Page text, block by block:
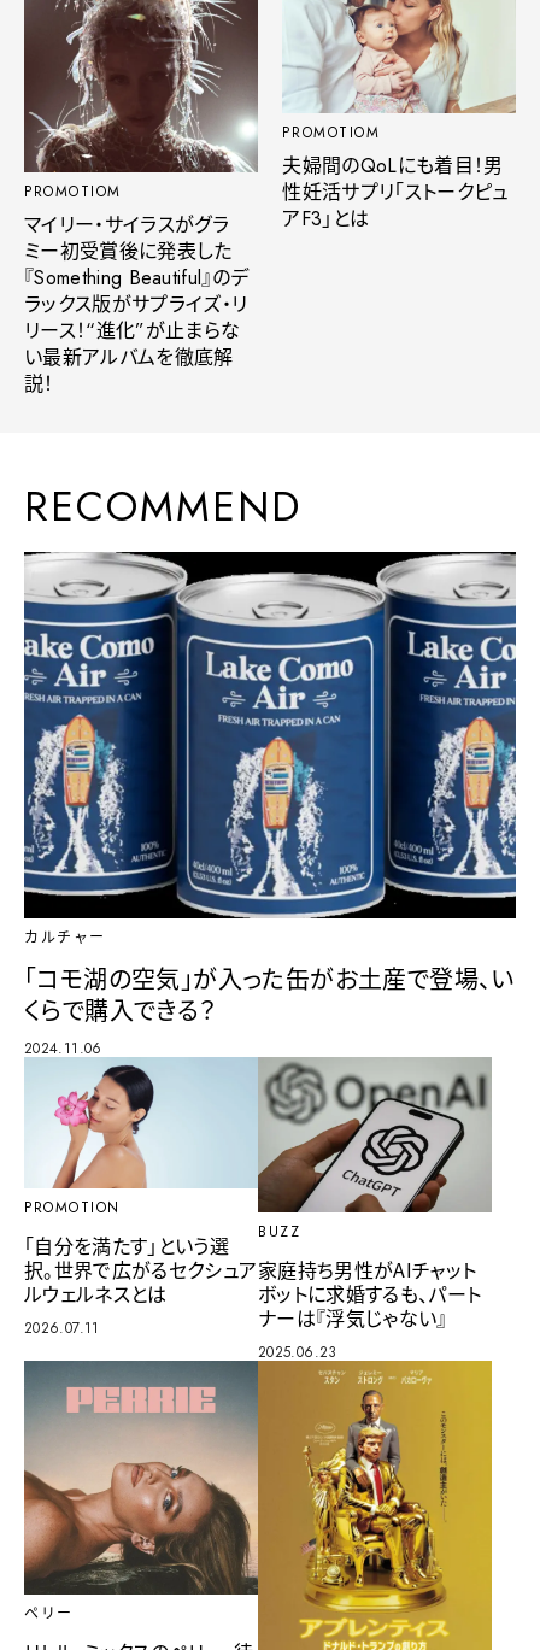
PROMOTIOM
マイリー・サイラスがグラ
ミー初受賞後に発表した
『Something Beautiful』のデ
ラックス版がサプライズ・リ
リース！“進化”が止まらな
い最新アルバムを徹底解
説！
PROMOTIOM
夫婦間のQoLにも着目！男
性妊活サプリ「ストークピュ
アF3」とは
RECOMMEND
カルチャー
「コモ湖の空気」が入った缶がお土産で登場、い
くらで購入できる？
2024.11.06
PROMOTION
「自分を満たす」という選
択。世界で広がるセクシュア
ルウェルネスとは
2026.07.11
BUZZ
家庭持ち男性がAIチャット
ボットに求婚するも、パート
ナーは『浮気じゃない』
2025.06.23
ペリー